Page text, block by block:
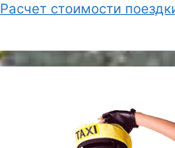
Расчет стоимости